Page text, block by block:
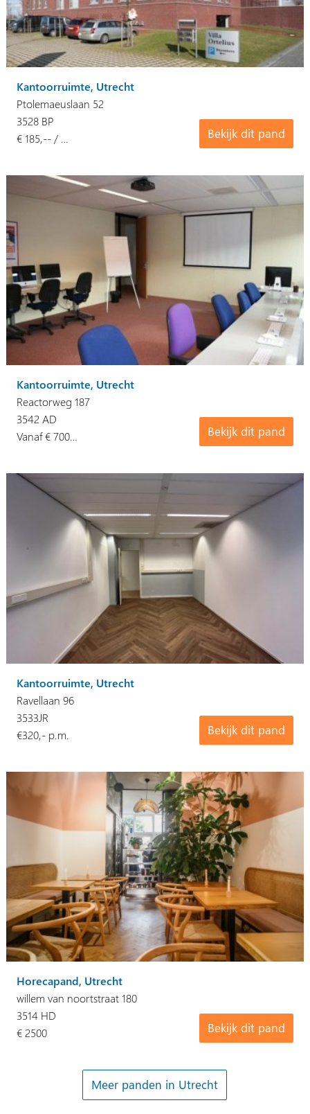
Kantoorruimte, Utrecht
Ptolemaeuslaan 52
Bekijk dit pand
3528 BP
€ 185,-- / …
Kantoorruimte, Utrecht
Reactorweg 187
Bekijk dit pand
3542 AD
Vanaf € 700…
Kantoorruimte, Utrecht
Ravellaan 96
Bekijk dit pand
3533JR
€320,- p.m.
Horecapand, Utrecht
willem van noortstraat 180
Bekijk dit pand
3514 HD
€ 2500
Meer panden in Utrecht